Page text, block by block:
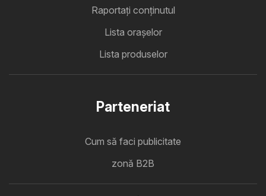
Raportați conținutul
Lista oraşelor
Lista produselor
Parteneriat
Cum să faci publicitate
zonă B2B